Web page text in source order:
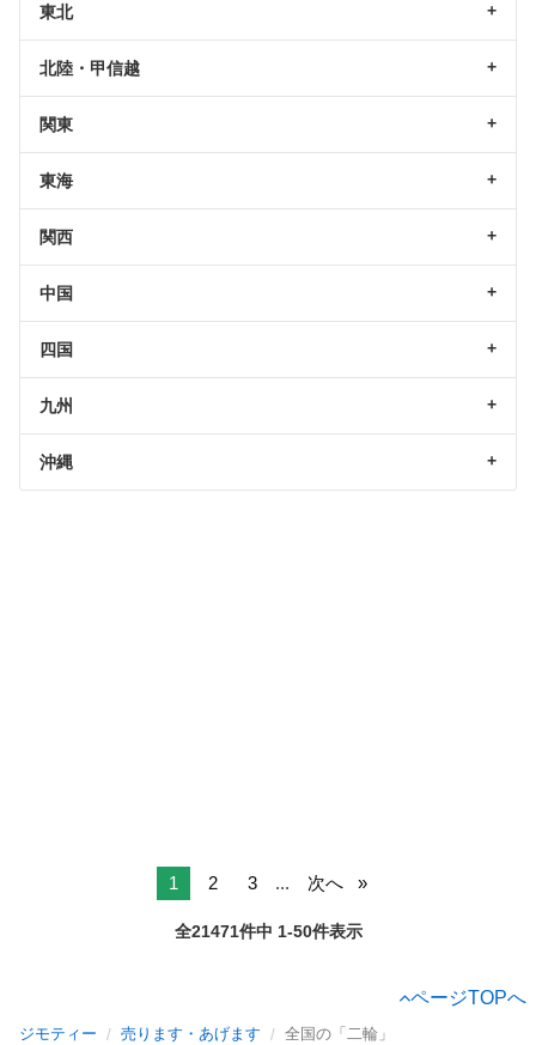
東北
北陸・甲信越
関東
東海
関西
中国
四国
九州
沖縄
1 2 3 ... 次へ
全21471件中 1-50件表示
ページTOPへ
ジモティー 売ります・あげます 全国の「二輪」